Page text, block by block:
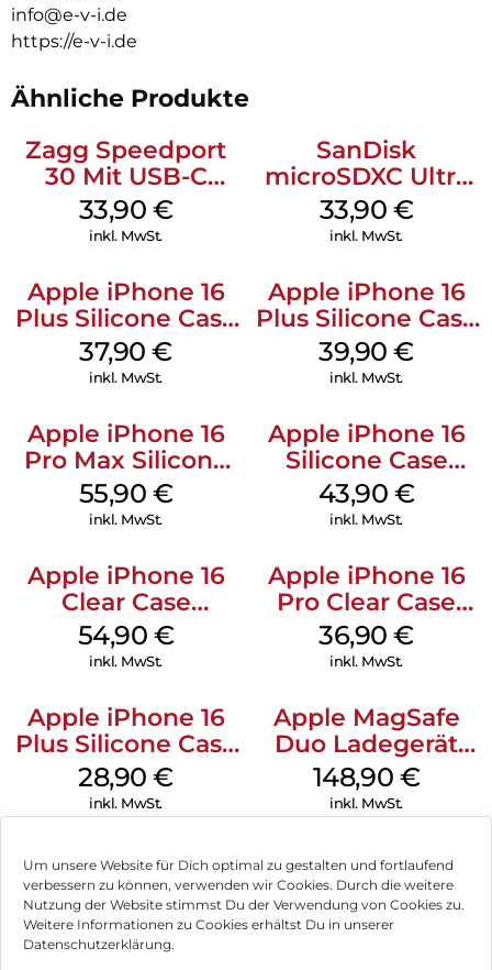
Um unsere Website für Dich optimal zu gestalten und fortlaufend
verbessern zu können, verwenden wir Cookies. Durch die weitere
Nutzung der Website stimmst Du der Verwendung von Cookies zu.
Weitere Informationen zu Cookies erhältst Du in unserer
Datenschutzerklärung.
Stoßfestigkeit
Full Body Schutz: Display & Gehäuse in einer Lösung
IP68-zertifiziert: Staub- und wasserdicht durch umlaufende
Dichtung
nutzbar
Schnelle Montage: Aufklipsen statt aufkleben –
rückstandsfrei entfernbar
Erleben Sie kompromisslosen Schutz und höchste
Alltagstauglichkeit – mit der innovativen Schutzlösung von
info@e-v-i.de
https://e-v-i.de
Ähnliche Produkte
Zagg Speedport
30 Mit USB-C
Kabel Weiß
33,90 €
inkl. MwSt.
SanDisk
microSDXC Ultra
128 GB + Adapter
Mobile
33,90 €
inkl. MwSt.
Apple iPhone 16
Plus Silicone Case
MagSafe Lake
Green
37,90€
inkl. MwSt.
Apple iPhone 16
Plus Silicone Case
MagSafe Plum
39,90€
inkl. MwSt.
Apple iPhone 16
Pro Max Silicone
Case MagSafe
Stone Gray
55,90 €
inkl. MwSt.
Apple iPhone 16
Silicone Case
MagSafe Plum
43,90 €
inkl. MwSt.
Apple iPhone 16
Clear Case
MagSafe
Transparent
54,90 €
inkl. MwSt.
Apple iPhone 16
Pro Clear Case
MagSafe
Transparent
36,90€
inkl. MwSt.
Apple iPhone 16
Plus Silicone Case
MagSafe Black
28,90€
inkl. MwSt.
Apple MagSafe
Duo Ladegerät
Weiß
148,90 €
inkl. MwSt.
Impressum